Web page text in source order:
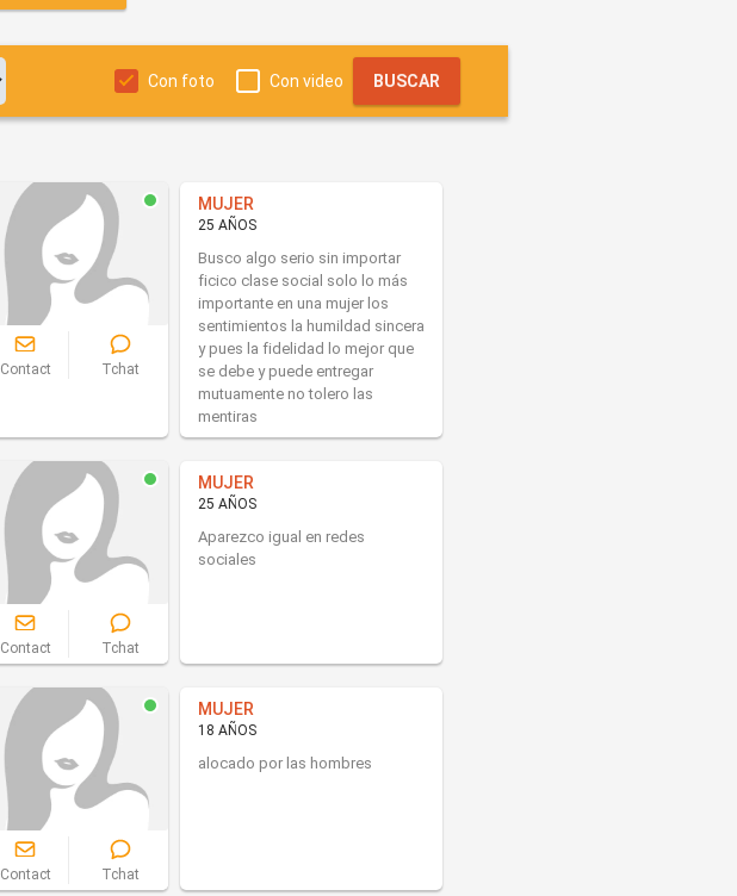
Con foto Con video BUSCAR
Contact Tchat
MUJER
25 AÑOS
Busco algo serio sin importar
ficico clase social solo lo más
importante en una mujer los
sentimientos la humildad sincera
y pues la fidelidad lo mejor que
se debe y puede entregar
mutuamente no tolero las
mentiras
Contact Tchat
MUJER
25 AÑOS
Aparezco igual en redes
sociales
Contact Tchat
MUJER
18 AÑOS
alocado por las hombres